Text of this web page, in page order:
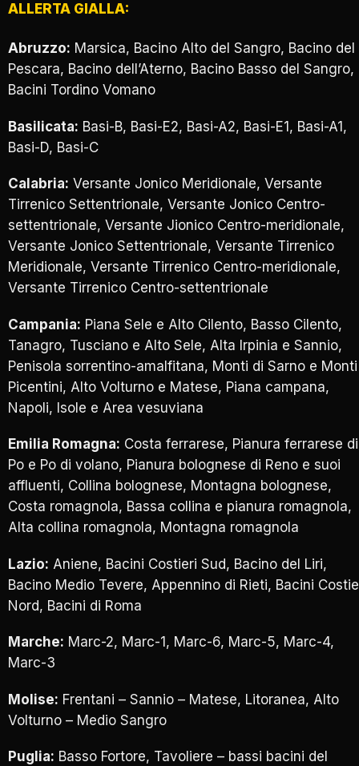
ALLERTA GIALLA:
Abruzzo: Marsica, Bacino Alto del Sangro, Bacino del
Pescara, Bacino dell’Aterno, Bacino Basso del Sangro,
Bacini Tordino Vomano
Basilicata: Basi-B, Basi-E2, Basi-A2, Basi-E1, Basi-A1,
Basi-D, Basi-C
Calabria: Versante Jonico Meridionale, Versante
Tirrenico Settentrionale, Versante Jonico Centro-
settentrionale, Versante Jionico Centro-meridionale,
Versante Jonico Settentrionale, Versante Tirrenico
Meridionale, Versante Tirrenico Centro-meridionale,
Versante Tirrenico Centro-settentrionale
Campania: Piana Sele e Alto Cilento, Basso Cilento,
Tanagro, Tusciano e Alto Sele, Alta Irpinia e Sannio,
Penisola sorrentino-amalfitana, Monti di Sarno e Monti
Picentini, Alto Volturno e Matese, Piana campana,
Napoli, Isole e Area vesuviana
Emilia Romagna: Costa ferrarese, Pianura ferrarese di
Po e Po di volano, Pianura bolognese di Reno e suoi
affluenti, Collina bolognese, Montagna bolognese,
Costa romagnola, Bassa collina e pianura romagnola,
Alta collina romagnola, Montagna romagnola
Lazio: Aniene, Bacini Costieri Sud, Bacino del Liri,
Bacino Medio Tevere, Appennino di Rieti, Bacini
Nord, Bacini di Roma
Marche: Marc-2, Marc-1, Marc-6, Marc-5, Marc-4,
Marc-3
Molise: Frentani – Sannio – Matese, Litoranea, Alto
Volturno – Medio Sangro
Puglia: Basso Fortore, Tavoliere – bassi bacini del